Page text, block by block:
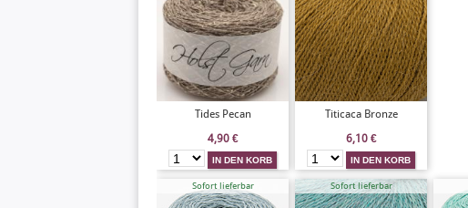
Tides Pecan
4,90 €
Titicaca Bronze
6,10 €
Sofort lieferbar Sofort lieferbar